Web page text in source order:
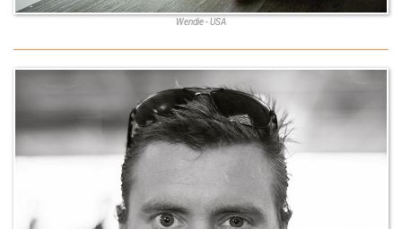
Wendie - USA